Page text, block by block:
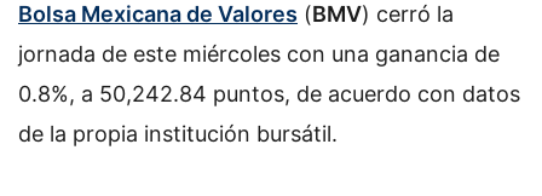
Bolsa Mexicana de Valores (BMV) cerró la
jornada de este miércoles con una ganancia de
0.8%, a 50,242.84 puntos, de acuerdo con datos
de la propia institución bursátil.